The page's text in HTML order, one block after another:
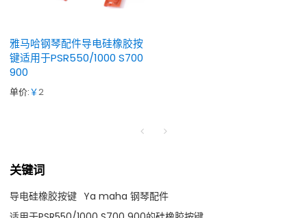
雅马哈钢琴配件导电硅橡胶按
键适用于PSR550/1000 S700
900
单价:￥2
关键词
导电硅橡胶按键 Ya maha 钢琴配件